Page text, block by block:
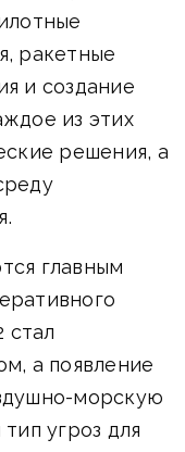
ракетные
и создание
из этих
решения, а
главным
стал
а появление
морскую
угроз для